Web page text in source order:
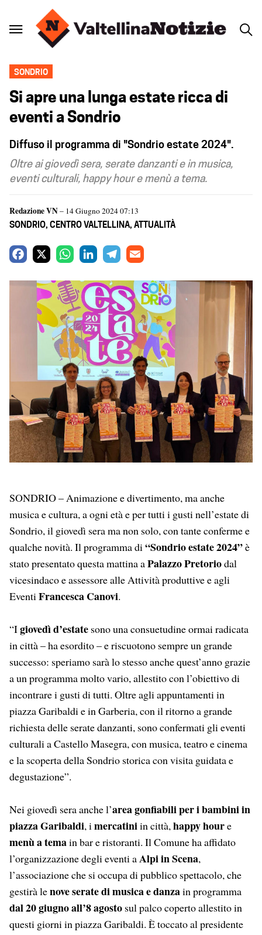
SONDRIO
Si apre una lunga estate ricca di
eventi a Sondrio
Diffuso il programma di "Sondrio estate 2024".
Oltre ai giovedì sera, serate danzanti e in musica,
eventi culturali, happy hour e menù a tema.
Redazione VN– 14 Giugno 2024 07:13
SONDRIO, CENTRO VALTELLINA, ATTUALITÀ
a
t
s
A
p
p
n
k
e
d
I
n
l
e
g
r
a
m
a
i
l
SONDRIO – Animazione e divertimento, ma anche
musica e cultura, a ogni età e per tutti i gusti nell’estate di
Sondrio, il giovedì sera ma non solo, con tante conferme e
qualche novità. Il programma di“Sondrio estate 2024”è
stato presentato questa mattina aPalazzo Pretoriodal
vicesindaco e assessore alle Attività produttive e agli
EventiFrancesca Canovi.
“Igiovedì d’estate sono una consuetudine ormai radicata
in città – ha esordito – e riscuotono sempre un grande
successo: speriamo sarà lo stesso anche quest’anno grazie
a un programma molto vario, allestito con l’obiettivo di
incontrare i gusti di tutti. Oltre agli appuntamenti in
piazza Garibaldi e in Garberia, con il ritorno a grande
richiesta delle serate danzanti, sono confermati gli eventi
culturali a Castello Masegra, con musica, teatro e cinema
e la scoperta della Sondrio storica con visita guidata e
degustazione”.
Nei giovedì sera anche l’area gonfiabili per i bambini in
piazza Garibaldi, imercatiniin città,happy houre
menù a temain bar e ristoranti. Il Comune ha affidato
l’organizzazione degli eventi aAlpi in Scena,
l’associazione che si occupa di pubblico spettacolo, che
gestirà lenove serate di musica e danzain programma
dal 20 giugno all’8 agosto sul palco coperto allestito in
questi giorni in piazza Garibaldi. È toccato al presidente